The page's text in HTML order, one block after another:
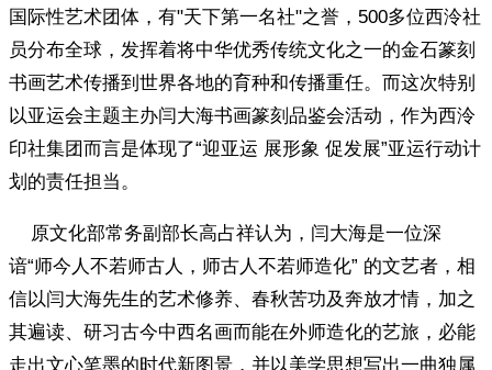
国际性艺术团体，有"天下第一名社"之誉，500多位西泠社
员分布全球，发挥着将中华优秀传统文化之一的金石篆刻
书画艺术传播到世界各地的育种和传播重任。而这次特别
以亚运会主题主办闫大海书画篆刻品鉴会活动，作为西泠
印社集团而言是体现了“迎亚运 展形象 促发展”亚运行动计
划的责任担当。
原文化部常务副部长高占祥认为，闫大海是一位深
谙“师今人不若师古人，师古人不若师造化” 的文艺者，相
信以闫大海先生的艺术修养、春秋苦功及奔放才情，加之
其遍读、研习古今中西名画而能在外师造化的艺旅，必能
走出文心笔墨的时代新图景，并以美学思想写出一曲独属